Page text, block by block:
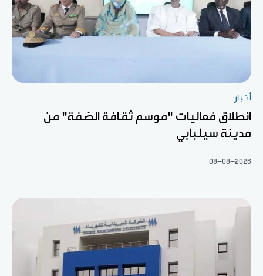
أخبار
انطلاق فعاليات "موسم ثقافة الضفة" من
مدينة سيلبابي
08-08-2026